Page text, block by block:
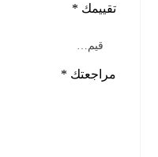
تقييمك *
مراجعتك *